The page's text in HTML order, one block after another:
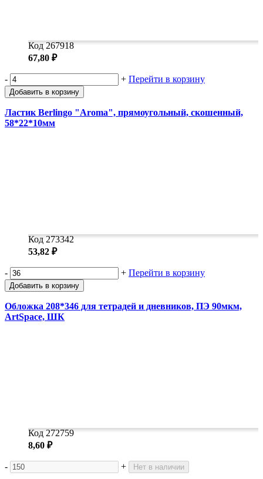
Код 267918
67,80 ₽
- + Перейти в корзину
Добавить в корзину
Ластик Berlingo "Aroma", прямоугольный, скошенный,
58*22*10мм
Код 273342
53,82 ₽
- + Перейти в корзину
Добавить в корзину
Обложка 208*346 для тетрадей и дневников, ПЭ 90мкм,
ArtSpace, ШК
Код 272759
8,60 ₽
- + Нет в наличии